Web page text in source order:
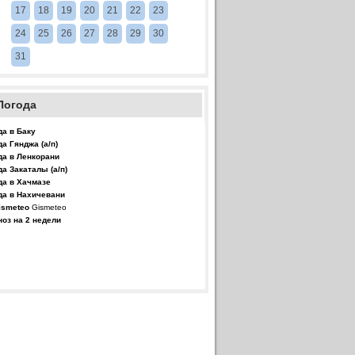
17 18 19 20 21 22 23
24 25 26 27 28 29 30
31
в Баку
Гянджа (а/п)
в Ленкорани
Закаталы (а/п)
в Хачмазе
в Нахичевани
Gismeteo
на 2 недели